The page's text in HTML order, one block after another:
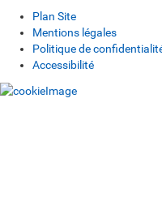
Plan Site
Mentions légales
Politique de
Accessibilité